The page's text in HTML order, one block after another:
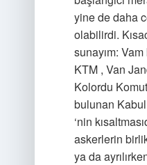
yine de daha
olabilirdi.
sunayım:
KTM , Van
Kolordu
bulunan
‘nin
askerlerin
ya da